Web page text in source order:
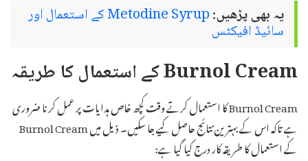
یہ بھی پڑھیں: Metodine Syrup کے استعمال اور
سائیڈ افیکٹس
Burnol Cream کے استعمال کا طریقہ
Burnol Cream کا استعمال کرتے وقت کچھ خاص ہدایات پر عمل کرنا ضروری
ہے تاکہ اس کے بہترین نتائج حاصل کیے جا سکیں۔ ذیل میں Burnol Cream
کے استعمال کا طریقہ کار درج کیا گیا ہے: